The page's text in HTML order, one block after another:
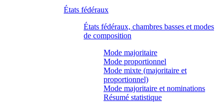
États fédéraux
États fédéraux, chambres basses et modes
de composition
Mode majoritaire
Mode proportionnel
Mode mixte (majoritaire et
proportionnel)
Mode majoritaire et nominations
Résumé statistique